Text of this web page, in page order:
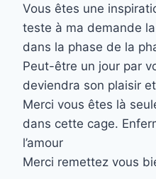
Vous êtes une
teste à ma demande
dans la phase de la
Peut-être un jour par
deviendra son plaisir
Merci vous êtes là
dans cette cage.
l’amour
Merci remettez vous